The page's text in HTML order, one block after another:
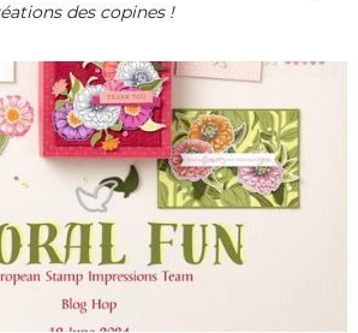
des copines !